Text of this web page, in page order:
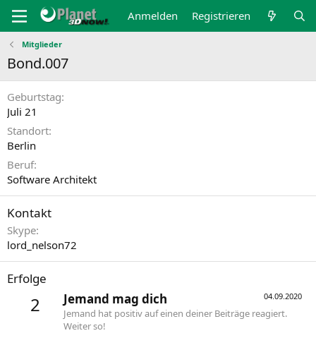
Anmelden Registrieren
Mitglieder
Bond.007
Geburtstag
Juli 21
Standort
Berlin
Beruf
Software Architekt
Kontakt
Skype
lord_nelson72
Erfolge
2 04.09.2020
Jemand mag dich
Jemand hat positiv auf einen deiner Beiträge reagiert.
Weiter so!